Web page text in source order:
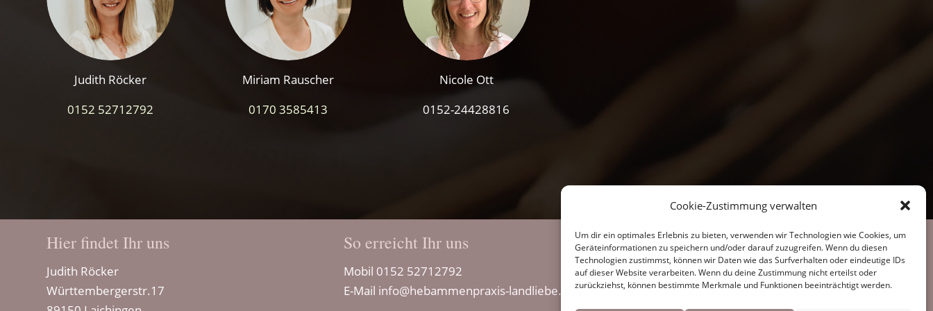
Cookie-Zustimmung verwalten
Um dir ein optimales Erlebnis zu bieten, verwenden wir Technologien wie Cookies, um
Geräteinformationen zu speichern und/oder darauf zuzugreifen. Wenn du diesen
Technologien zustimmst, können wir Daten wie das Surfverhalten oder eindeutige IDs
auf dieser Website verarbeiten. Wenn du deine Zustimmung nicht erteilst oder
zurückziehst, können bestimmte Merkmale und Funktionen beeinträchtigt werden.
Judith Röcker
0152 52712792
Miriam Rauscher
0170 3585413
Nicole Ott
0152-24428816
Hier findet Ihr uns
Judith Röcker
Württembergerstr.17
So erreicht Ihr uns
Mobil 0152 52712792
E-Mail info@hebammenpraxis-landliebe.de
im Sozialen Netz